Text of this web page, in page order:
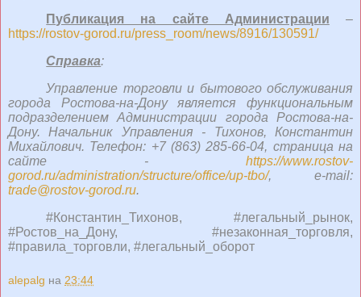
Публикация на сайте Администрации –
https://rostov-gorod.ru/press_room/news/8916/130591/
Справка:
Управление торговли и бытового обслуживания
города Ростова-на-Дону является функциональным
подразделением Администрации города Ростова-на-
Дону. Начальник Управления - Тихонов, Константин
Михайлович. Телефон: +7 (863) 285-66-04, страница на
сайте - https://www.rostov-
gorod.ru/administration/structure/office/up-tbo/, e-mail:
trade@rostov-gorod.ru.
#Константин_Тихонов, #легальный_рынок,
#Ростов_на_Дону, #незаконная_торговля,
#правила_торговли, #легальный_оборот
alepalg на 23:44